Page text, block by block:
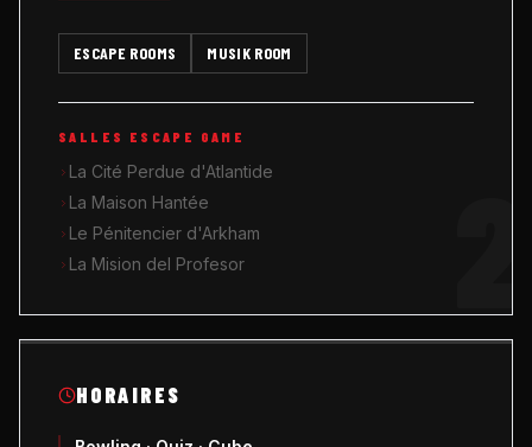
HORAIRES
ESCAPE ROOMS MUSIK ROOM
SALLES ESCAPE GAME
La Cité Perdue d'Atlantide
La Maison Hantée
Le Pénitencier d'Arkham
La Mision del Profesor